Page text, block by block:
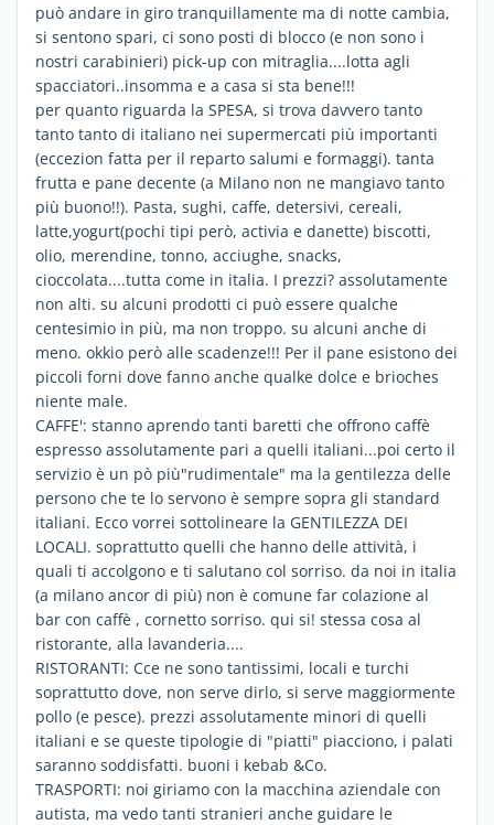
può andare in giro tranquillamente ma di notte cambia,
si sentono spari, ci sono posti di blocco (e non sono i
nostri carabinieri) pick-up con mitraglia....lotta agli
spacciatori..insomma e a casa si sta bene!!!
per quanto riguarda la SPESA, si trova davvero tanto
tanto tanto di italiano nei supermercati più importanti
(eccezion fatta per il reparto salumi e formaggi). tanta
frutta e pane decente (a Milano non ne mangiavo tanto
più buono!!). Pasta, sughi, caffe, detersivi, cereali,
latte,yogurt(pochi tipi però, activia e danette) biscotti,
olio, merendine, tonno, acciughe, snacks,
cioccolata....tutta come in italia. I prezzi? assolutamente
non alti. su alcuni prodotti ci può essere qualche
centesimio in più, ma non troppo. su alcuni anche di
meno. okkio però alle scadenze!!! Per il pane esistono dei
piccoli forni dove fanno anche qualke dolce e brioches
niente male.
CAFFE': stanno aprendo tanti baretti che offrono caffè
espresso assolutamente pari a quelli italiani...poi certo il
servizio è un pò più"rudimentale" ma la gentilezza delle
persono che te lo servono è sempre sopra gli standard
italiani. Ecco vorrei sottolineare la GENTILEZZA DEI
LOCALI. soprattutto quelli che hanno delle attività, i
quali ti accolgono e ti salutano col sorriso. da noi in italia
(a milano ancor di più) non è comune far colazione al
bar con caffè , cornetto sorriso. qui si! stessa cosa al
ristorante, alla lavanderia....
RISTORANTI: Cce ne sono tantissimi, locali e turchi
soprattutto dove, non serve dirlo, si serve maggiormente
pollo (e pesce). prezzi assolutamente minori di quelli
italiani e se queste tipologie di "piatti" piacciono, i palati
saranno soddisfatti. buoni i kebab &Co.
TRASPORTI: noi giriamo con la macchina aziendale con
autista, ma vedo tanti stranieri anche guidare le